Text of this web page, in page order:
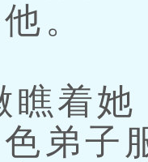
。
着她
弟子